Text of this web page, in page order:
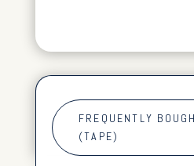
FREQUENTLY
(TAPE)